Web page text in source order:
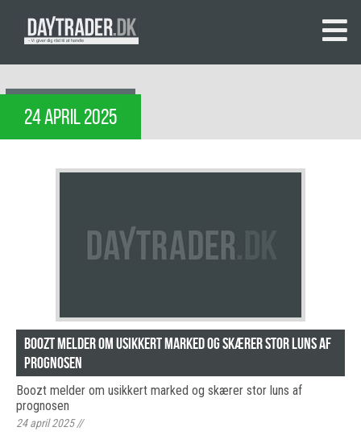
24 APRIL 2025
Boozt melder om usikkert marked og skærer stor luns af
prognosen
Boozt melder om usikkert marked og skærer stor luns af
prognosen
24 april 2025//